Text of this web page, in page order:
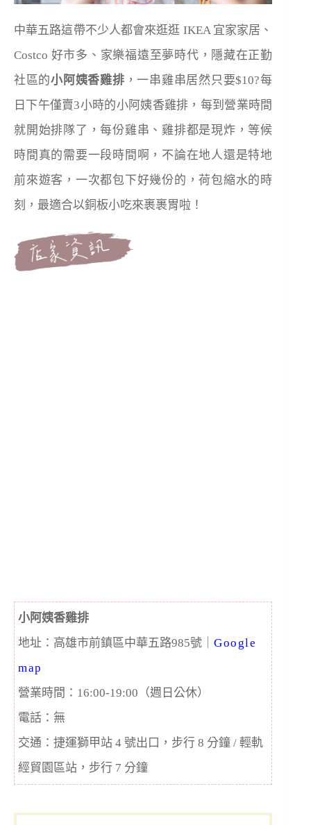
中華五路這帶不少人都會來逛逛 IKEA 宜家家居、
Costco 好市多、家樂福遠至夢時代，隱藏在正勤
社區的小阿姨香雞排 ，一串雞串居然只要$10?每
日下午僅賣3小時的小阿姨香雞排，每到營業時間
就開始排隊了，每份雞串、雞排都是現炸，等候
時間真的需要一段時間啊，不論在地人還是特地
前來遊客，一次都包下好幾份的，荷包縮水的時
刻，最適合以銅板小吃來裹裹胃啦！
小阿姨香雞排
地址：高雄市前鎮區中華五路985號｜ Google
map
營業時間：16:00-19:00（週日公休）
電話：無
交通：捷運獅甲站 4 號出口，步行 8 分鐘 / 輕軌
經貿園區站，步行 7 分鐘